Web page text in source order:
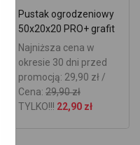
Pustak ogrodzeniowy
50x20x20 PRO+ grafit
Najniższa cena w
okresie 30 dni przed
promocją: 29,90 zł /
Cena: 29,90 zł
TYLKO!!! 22,90 zł